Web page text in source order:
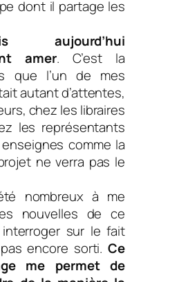
dont il partage les
amer. C’est la
que l’un de mes
autant d’attentes,
chez les libraires
les représentants
comme la
ne verra pas le
nombreux à me
nouvelles de ce
sur le fait
encore sorti.Ce
me permet de